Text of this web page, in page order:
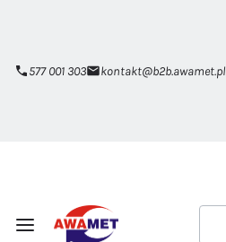
577 001 303
kontakt@b2b.awamet.pl